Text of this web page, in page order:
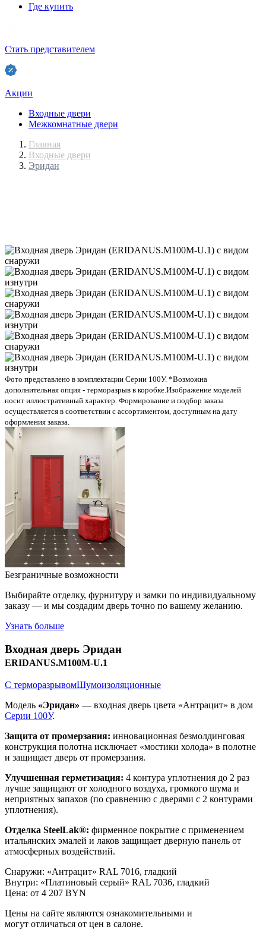
Где купить
Стать представителем
Акции
Входные двери
Межкомнатные двери
Главная
Входные двери
Эридан
Фото представлено в комплектации Серии 100У. *Возможна
дополнительная опция - терморазрыв в коробке.Изображение моделей
носит иллюстративный характер. Формирование и подбор заказа
осуществляется в соответствии с ассортиментом, доступным на дату
оформления заказа.
Безграничные возможности
Выбирайте отделку, фурнитуру и замки по индивидуальному
заказу — и мы создадим дверь точно по вашему желанию.
Узнать больше
Входная дверь Эридан
ERIDANUS.M100M-U.1
С терморазрывомШумоизоляционные
Модель «Эридан» — входная дверь цвета «Антрацит» в дом
Серии 100У.
Защита от промерзания: инновационная безмолдинговая
конструкция полотна исключает «мостики холода» в полотне
и защищает дверь от промерзания.
Улучшенная герметизация: 4 контура уплотнения до 2 раз
лучше защищают от холодного воздуха, громкого шума и
неприятных запахов (по сравнению с дверями с 2 контурами
уплотнения).
Отделка SteelLak®: фирменное покрытие с применением
итальянских эмалей и лаков защищает дверную панель от
атмосферных воздействий.
Снаружи: «Антрацит» RAL 7016, гладкий
Внутри: «Платиновый серый» RAL 7036, гладкий
Цена: от 4 207 BYN
Цены на сайте являются ознакомительными и
могут отличаться от цен в салоне.